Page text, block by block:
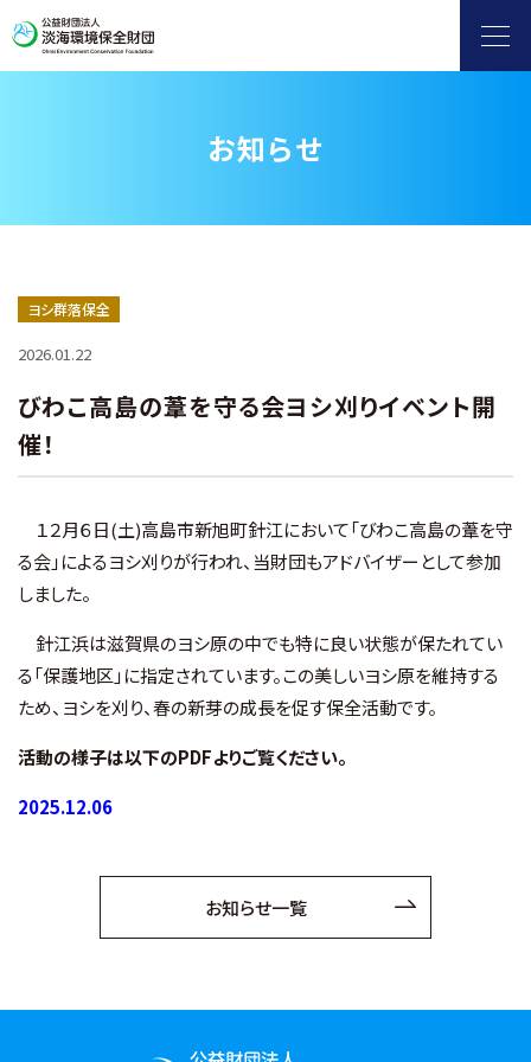
滋賀県地球温暖化防止活動推進センター
環境情報発信
お知らせ
財団概要
アクセス
お知らせ
ヨシ群落保全
2026.01.22
びわこ高島の葦を守る会ヨシ刈りイベント開
催！
１２月６日(土)高島市新旭町針江において「びわこ高島の葦を守
る会」によるヨシ刈りが行われ、当財団もアドバイザーとして参加
しました。
針江浜は滋賀県のヨシ原の中でも特に良い状態が保たれてい
る「保護地区」に指定されています。この美しいヨシ原を維持する
ため、ヨシを刈り、春の新芽の成長を促す保全活動です。
活動の様子は以下のPDFよりご覧ください。
2025.12.06
お知らせ一覧